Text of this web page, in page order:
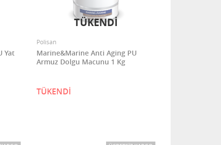
Yat
Polisan
Marine&Marine Anti Aging PU
Armuz Dolgu Macunu 1 Kg
TÜKENDİ
TÜKENDİ